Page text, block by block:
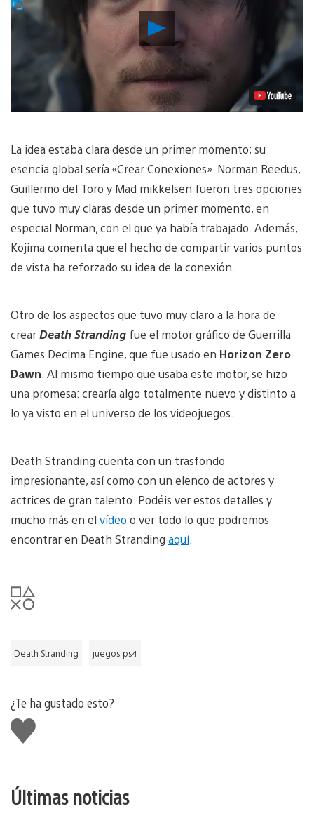
Reproducir
vídeo
La idea estaba clara desde un primer momento; su
esencia global sería «Crear Conexiones». Norman Reedus,
Guillermo del Toro y Mad mikkelsen fueron tres opciones
que tuvo muy claras desde un primer momento, en
especial Norman, con el que ya había trabajado. Además,
Kojima comenta que el hecho de compartir varios puntos
de vista ha reforzado su idea de la conexión.
Otro de los aspectos que tuvo muy claro a la hora de
crearDeath Stranding fue el motor gráfico de Guerrilla
Games Decima Engine, que fue usado en Horizon Zero
Dawn . Al mismo tiempo que usaba este motor, se hizo
una promesa: crearía algo totalmente nuevo y distinto a
lo ya visto en el universo de los videojuegos.
Death Stranding cuenta con un trasfondo
impresionante, así como con un elenco de actores y
actrices de gran talento. Podéis ver estos detalles y
mucho más en el vídeo o ver todo lo que podremos
encontrar en Death Stranding aquí.
Death Stranding juegos ps4
¿Te ha gustado esto?
Me
gusta
esto
Últimas noticias